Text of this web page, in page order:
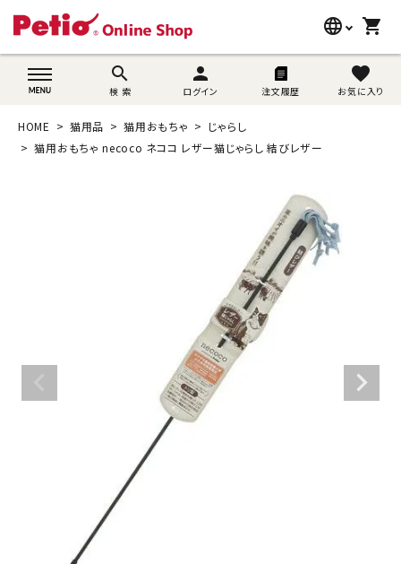
language
wovn-lang-name
shopping_cart
search
検 索
person
ログイン 注文履歴
favorite
お気に入り
search
猫用品
HOME 猫用品 猫用おもちゃ
じゃらし
猫用おもちゃ necoco ネココ レザー猫じゃらし 結びレザー